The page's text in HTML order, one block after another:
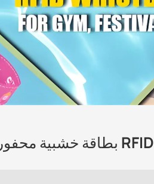
بطاقة خشبية محفور عليها شعار RFID